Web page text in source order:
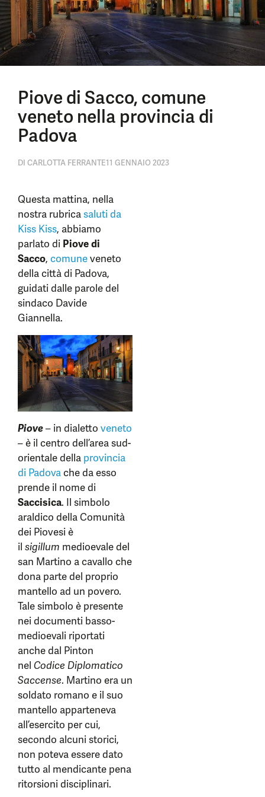
Piove di Sacco, comune
veneto nella provincia di
Padova
DI CARLOTTA FERRANTE11 GENNAIO 2023
Questa mattina, nella
nostra rubricasaluti da
Kiss Kiss, abbiamo
parlato di Piove di
Sacco, comuneveneto
della città di Padova,
guidati dalle parole del
sindaco Davide
Giannella.
Piove– in dialetto veneto
– è il centro dell’area sud-
orientale della provincia
di Padovache da esso
prende il nome di
Saccisica. Il simbolo
araldico della Comunità
dei Piovesi è
il sigillum medioevale del
san Martino a cavallo che
dona parte del proprio
mantello ad un povero.
Tale simbolo è presente
nei documenti basso-
medioevali riportati
anche dal Pinton
nel Codice Diplomatico
Saccense. Martino era un
soldato romano e il suo
mantello apparteneva
all’esercito per cui,
secondo alcuni storici,
non poteva essere dato
tutto al mendicante pena
ritorsioni disciplinari.